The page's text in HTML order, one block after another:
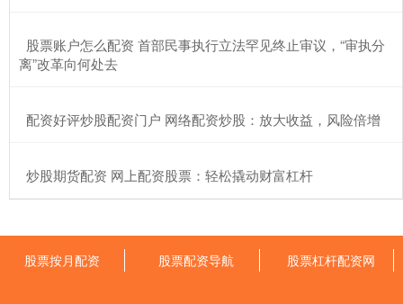
​股票账户怎么配资 首部民事执行立法罕见终止审议，“审执分
离”改革向何处去
​配资好评炒股配资门户 网络配资炒股：放大收益，风险倍增
​炒股期货配资 网上配资股票：轻松撬动财富杠杆
股票按月配资 股票配资导航 股票杠杆配资网